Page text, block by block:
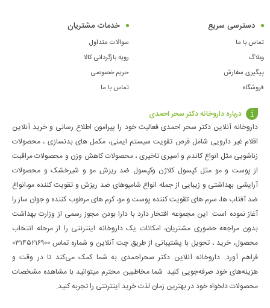
دسترسی سریع
تماس با ما
وبلاگ
پیگیری سفارش
فروشگاه
خدمات مشتریان
سوالات متداول
رویه بازگردانی کالا
حریم خصوصی
تماس با ما
درباره داروخانه دکتر سحر احمدی
داروخانه آنلاین دکتر سحر احمدی فعالیت خود را پیرامون اطلاع رسانی و خرید آنلاین
اقلام غیر دارویی شامل قرص تقویت سیستم ایمنی، مکمل های بدنسازی ، محصولات
زناشویی مثل انواع کاندم و اسپری تاخیری ، محصولات کاهش وزن و محصولات مراقبت
از پوست و مو مثل کپسول کلاژن وکپسول ضد ریزش مو و شیرخشک و محصولات
آرایشی بهداشتی و زیبایی از جمله انواع شامپوهای ضد ریزش و تقویت کننده مو،انواع
ضد آفتاب ها، سرم های تقویت کننده پوست و مو، کرم های مرطوب کننده و جوان ساز را
آغاز نموده است. این مجموعه افتخار دارد با دارا بودن مجوز رسمی از وزارت بهداشت
بدون مراجعه حضوری مشتریان، امکانات یک داروخانه اینترنتی را از مرحله انتخاب
محصول، خرید ، تحویل با پشتیبانی از طریق چت آنلاین و شماره تماس ۰۳۱۴۵۲۱۶۹۰۰
فراهم آورد. داروخانه آنلاین دکتر سحراحمدی به شما کمک می‌کند تا در وقت و
هزینه‌های خود صرفه‌جویی کنید. شما مخاطبین محترم میتوانید با مشاهده مشخصات
محصولات دلخواه خود در بهترین زمان لذت خرید اینترنتی را تجربه کنید.